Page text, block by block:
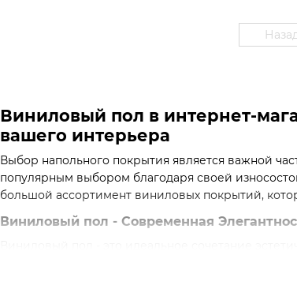
Виниловый пол в интернет-
вашего интерьера
Выбор напольного покрытия является важной
популярным выбором благодаря своей
большой ассортимент виниловых покрытий,
Виниловый пол - Современная